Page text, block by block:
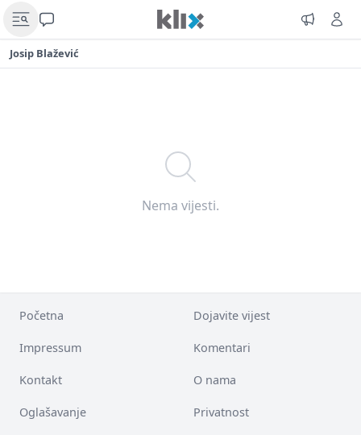
Josip Blažević
Nema vijesti.
Početna Dojavite vijest
Impressum Komentari
Kontakt O nama
Oglašavanje Privatnost